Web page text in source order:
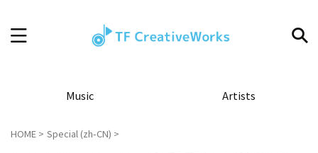
Music Artists
HOME > Special (zh-CN) >